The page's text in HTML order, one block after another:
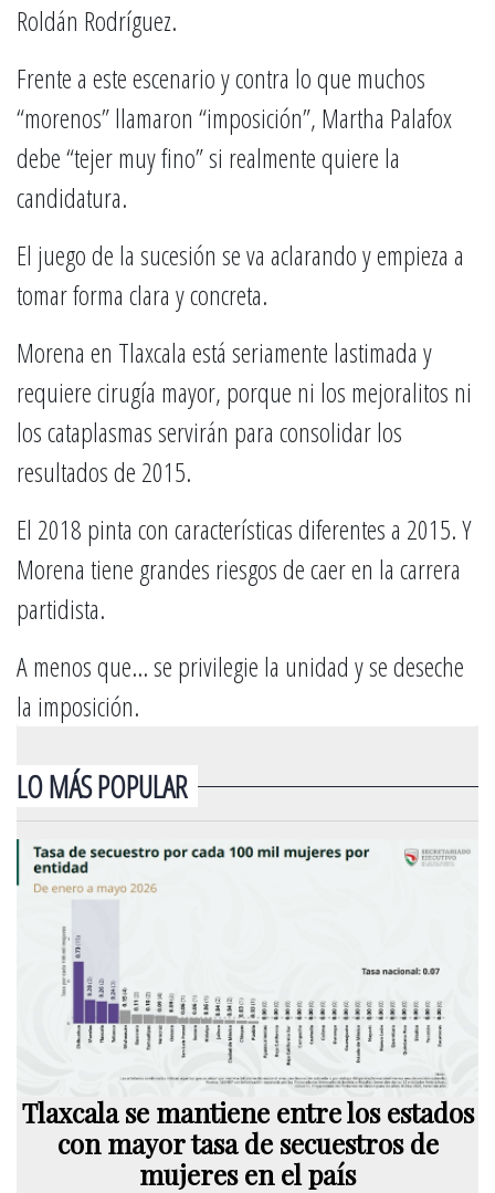
Roldán Rodríguez.
Frente a este escenario y contra lo que muchos
“morenos” llamaron “imposición”, Martha Palafox
debe “tejer muy fino” si realmente quiere la
candidatura.
El juego de la sucesión se va aclarando y empieza a
tomar forma clara y concreta.
Morena en Tlaxcala está seriamente lastimada y
requiere cirugía mayor, porque ni los mejoralitos ni
los cataplasmas servirán para consolidar los
resultados de 2015.
El 2018 pinta con características diferentes a 2015. Y
Morena tiene grandes riesgos de caer en la carrera
partidista.
A menos que… se privilegie la unidad y se deseche
la imposición.
LO MÁS POPULAR
Tlaxcala se mantiene entre los estados
con mayor tasa de secuestros de
mujeres en el país